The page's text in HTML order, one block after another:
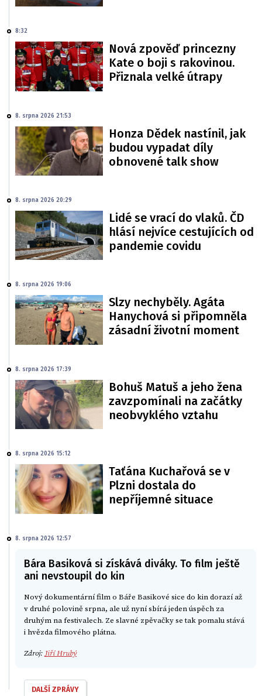
8:32
Nová zpověď princezny
Kate o boji s rakovinou.
Přiznala velké útrapy
8. srpna 2026 21:53
Honza Dědek nastínil, jak
budou vypadat díly
obnovené talk show
8. srpna 2026 20:29
Lidé se vrací do vlaků. ČD
hlásí nejvíce cestujících od
pandemie covidu
8. srpna 2026 19:06
Slzy nechyběly. Agáta
Hanychová si připomněla
zásadní životní moment
8. srpna 2026 17:39
Bohuš Matuš a jeho žena
zavzpomínali na začátky
neobvyklého vztahu
8. srpna 2026 15:12
Taťána Kuchařová se v
Plzni dostala do
nepříjemné situace
8. srpna 2026 12:57
Bára Basiková si získává diváky. To film ještě
ani nevstoupil do kin
Nový dokumentární film o Báře Basikové sice do kin dorazí až
v druhé polovině srpna, ale už nyní sbírá jeden úspěch za
druhým na festivalech. Ze slavné zpěvačky se tak pomalu stává
i hvězda filmového plátna.
Zdroj: Jiří Hrubý
DALŠÍ ZPRÁVY